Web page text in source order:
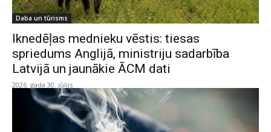
Daba un tūrisms
Iknedēļas mednieku vēstis: tiesas
spriedums Anglijā, ministriju sadarbība
Latvijā un jaunākie ĀCM dati
2026. gada 30. jūlijs